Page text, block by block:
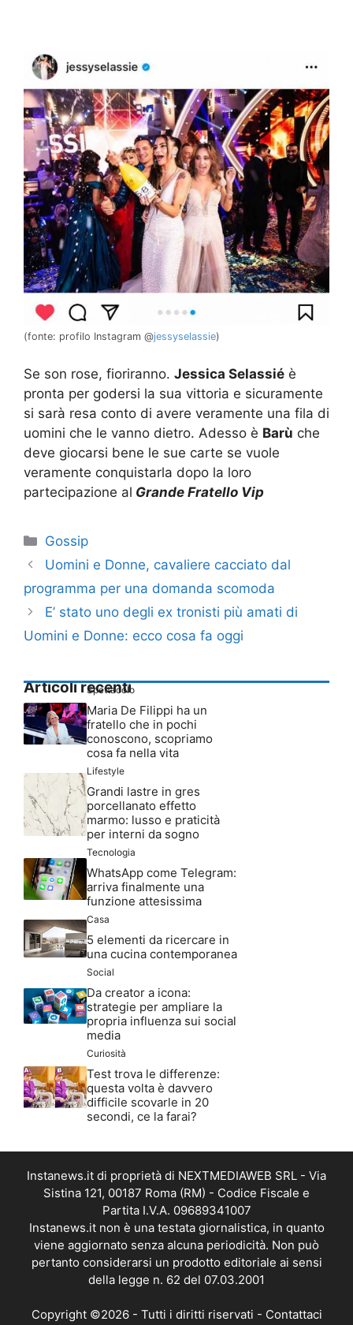
(fonte: profilo Instagram @jessyselassie)
Se son rose, fioriranno. Jessica Selassié è
pronta per godersi la sua vittoria e sicuramente
si sarà resa conto di avere veramente una fila di
uomini che le vanno dietro. Adesso è Barù che
deve giocarsi bene le sue carte se vuole
veramente conquistarla dopo la loro
partecipazione al Grande Fratello Vip
Categorie
Gossip
Uomini e Donne, cavaliere cacciato dal
programma per una domanda scomoda
E’ stato uno degli ex tronisti più amati di
Uomini e Donne: ecco cosa fa oggi
Articoli recenti
Spettacolo
Maria De Filippi ha un
fratello che in pochi
conoscono, scopriamo
cosa fa nella vita
Lifestyle
Grandi lastre in gres
porcellanato effetto
marmo: lusso e praticità
per interni da sogno
Tecnologia
WhatsApp come Telegram:
arriva finalmente una
funzione attesissima
Casa
5 elementi da ricercare in
una cucina contemporanea
Social
Da creator a icona:
strategie per ampliare la
propria influenza sui social
media
Curiosità
Test trova le differenze:
questa volta è davvero
difficile scovarle in 20
secondi, ce la farai?
Instanews.it di proprietà di NEXTMEDIAWEB SRL - Via
Sistina 121, 00187 Roma (RM) - Codice Fiscale e
Partita I.V.A. 09689341007
Instanews.it non è una testata giornalistica, in quanto
viene aggiornato senza alcuna periodicità. Non può
pertanto considerarsi un prodotto editoriale ai sensi
della legge n. 62 del 07.03.2001
Copyright ©2026 - Tutti i diritti riservati - Contattaci